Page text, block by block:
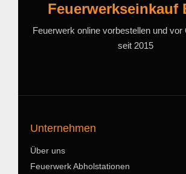
Feuerwerkseinkauf
Feuerwerk online vorbestellen und vor
seit 2015
Unternehmen
Über uns
Feuerwerk Abholstationen